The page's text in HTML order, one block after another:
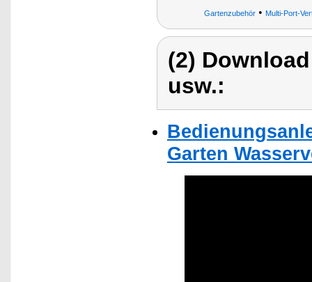
Gartenzubehör • Multi-Port-
(2)
usw.:
Garten